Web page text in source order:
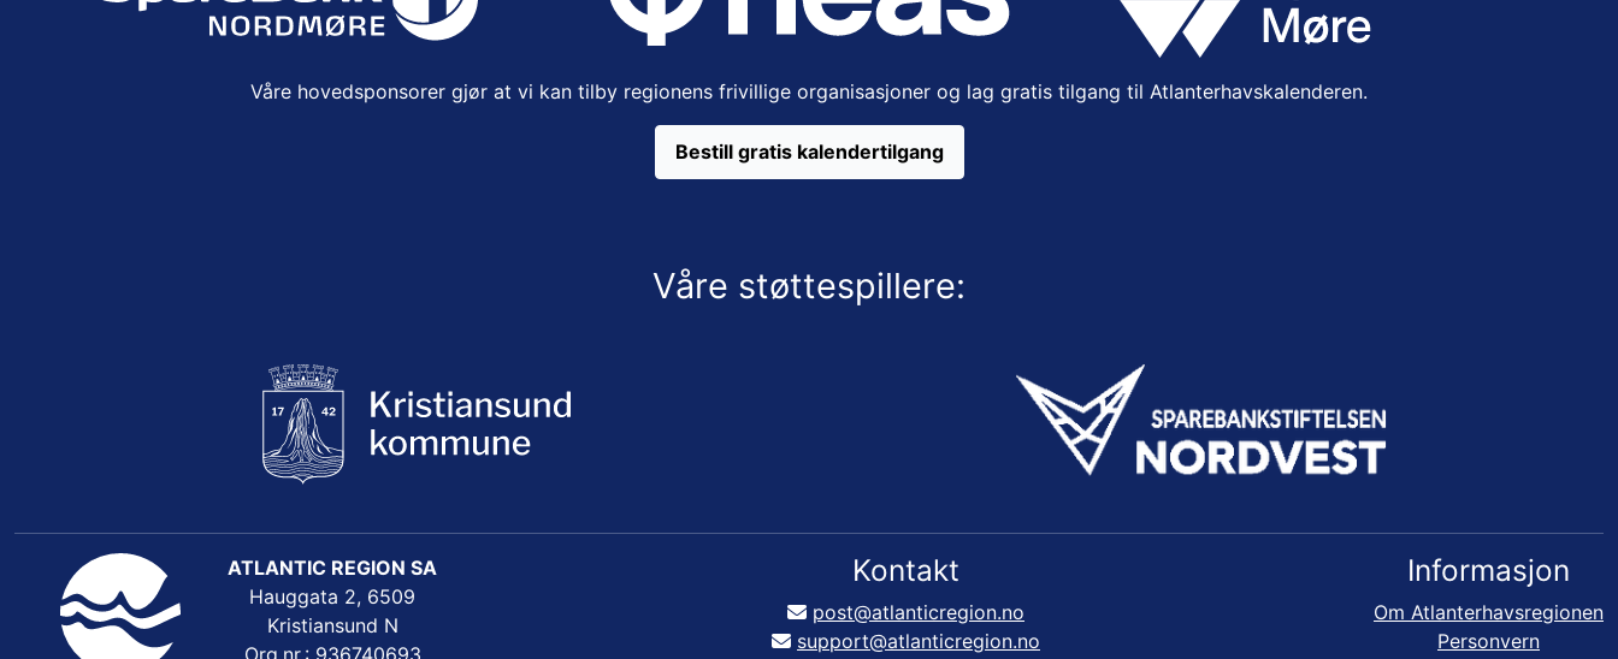
Våre hovedsponsorer gjør at vi kan tilby regionens frivillige organisasjoner og lag gratis tilgang til Atlanterhavskalenderen.
Bestill gratis kalendertilgang
Våre støttespillere:
ATLANTIC REGION SA
Hauggata 2, 6509
Kristiansund N
Org.nr.: 936740693
Kontakt
post@atlanticregion.no
support@atlanticregion.no
Informasjon
Om Atlanterhavsregionen
Personvern